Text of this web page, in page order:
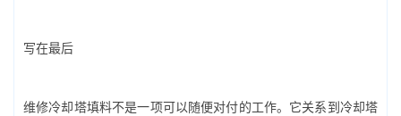
写在最后
维修冷却塔填料‌不是一项可以随便对付的工作。它关系到冷却塔